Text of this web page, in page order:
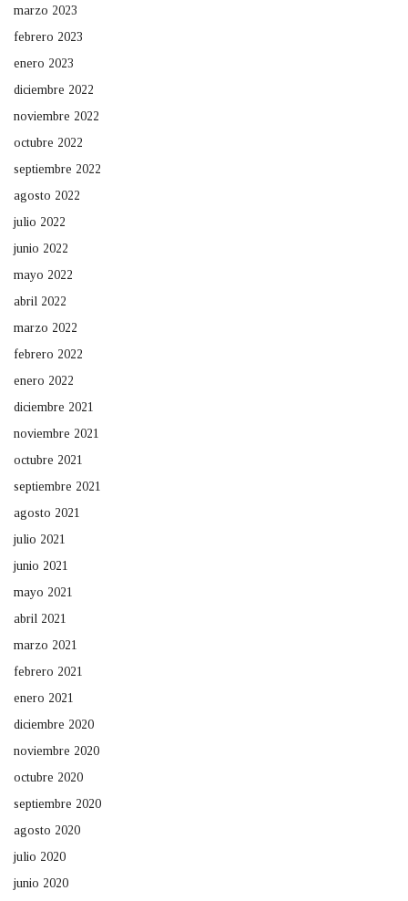
marzo 2023
febrero 2023
enero 2023
diciembre 2022
noviembre 2022
octubre 2022
septiembre 2022
agosto 2022
julio 2022
junio 2022
mayo 2022
abril 2022
marzo 2022
febrero 2022
enero 2022
diciembre 2021
noviembre 2021
octubre 2021
septiembre 2021
agosto 2021
julio 2021
junio 2021
mayo 2021
abril 2021
marzo 2021
febrero 2021
enero 2021
diciembre 2020
noviembre 2020
octubre 2020
septiembre 2020
agosto 2020
julio 2020
junio 2020